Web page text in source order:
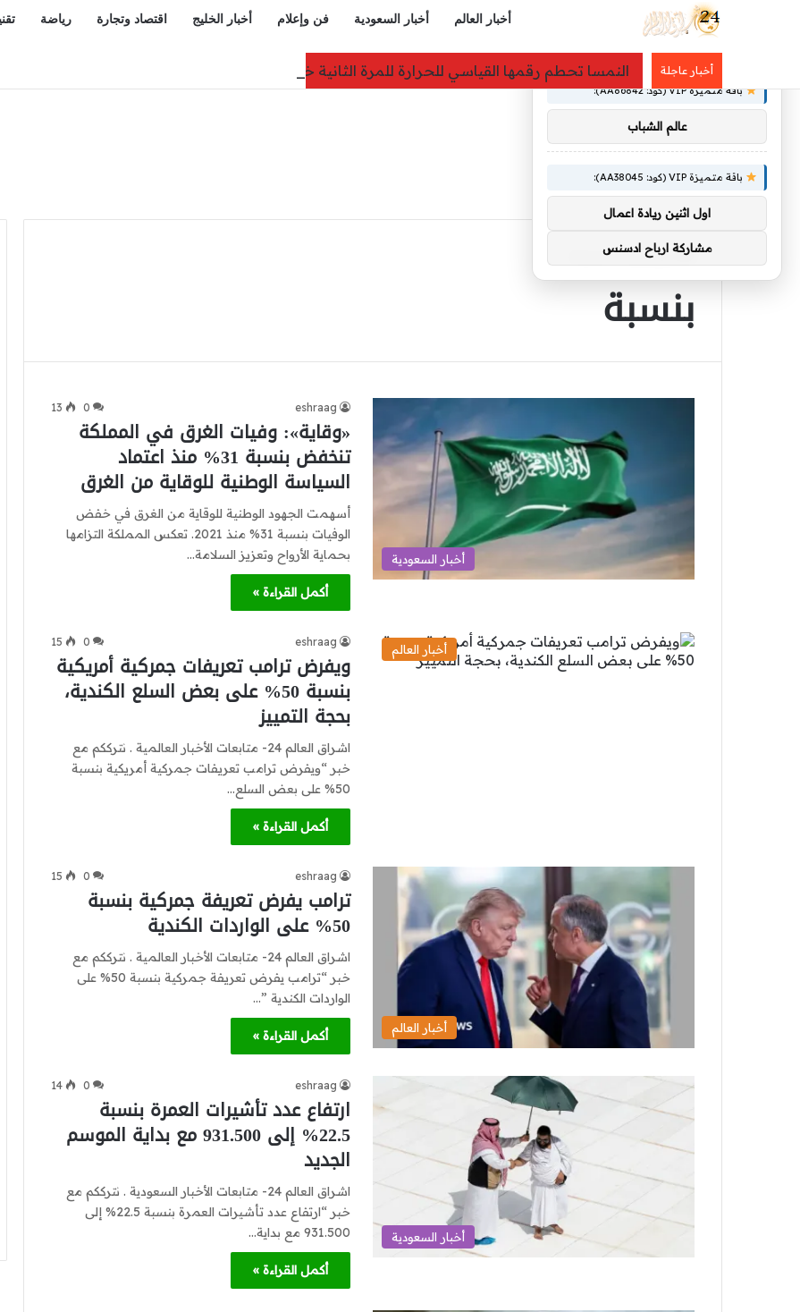
أخبار العالم أخبار السعودية فن وإعلام أخبار الخليج اقتصاد وتجارة رياضة
أخبار عاجلة النمسا تحطم رقمها القياسي للحرارة للمرة الثانية خلال 24 ساعة.. 41.2 درجة
الرئيسية/بنسبة
بنسبة
أخبار السعودية
eshraag
0
13
«وقاية»: وفيات الغرق في المملكة
تنخفض بنسبة 31% منذ اعتماد
السياسة الوطنية للوقاية من الغرق
أسهمت الجهود الوطنية للوقاية من الغرق في خفض
الوفيات بنسبة 31% منذ 2021. تعكس المملكة التزامها
بحماية الأرواح وتعزيز السلامة…
أكمل القراءة »
أخبار العالم
eshraag
0
15
ويفرض ترامب تعريفات جمركية أمريكية
بنسبة 50% على بعض السلع الكندية،
بحجة التمييز
اشراق العالم 24- متابعات الأخبار العالمية . نترككم مع
خبر “ويفرض ترامب تعريفات جمركية أمريكية بنسبة
50% على بعض السلع…
أكمل القراءة »
أخبار العالم
eshraag
0
15
ترامب يفرض تعريفة جمركية بنسبة
50% على الواردات الكندية
اشراق العالم 24- متابعات الأخبار العالمية . نترككم مع
خبر “ترامب يفرض تعريفة جمركية بنسبة 50% على
الواردات الكندية ”…
أكمل القراءة »
أخبار السعودية
eshraag
0
14
ارتفاع عدد تأشيرات العمرة بنسبة
22.5% إلى 931.500 مع بداية الموسم
الجديد
اشراق العالم 24- متابعات الأخبار السعودية . نترككم مع
خبر “ارتفاع عدد تأشيرات العمرة بنسبة 22.5% إلى
931.500 مع بداية…
أكمل القراءة »
باقة متميزة VIP (كود: AA86842):
عالم الشباب
باقة متميزة VIP (كود: AA38045):
اول اثنين ريادة اعمال
مشاركة ارباح ادسنس